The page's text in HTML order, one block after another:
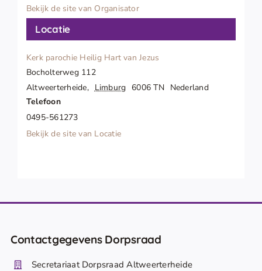
Locatie
Kerk parochie Heilig Hart van Jezus
Bocholterweg 112
Altweerterheide, Limburg 6006 TN Nederland
Telefoon
0495-561273
Bekijk de site van Locatie
Bekijk de site van Organisator
Contactgegevens Dorpsraad
Secretariaat Dorpsraad Altweerterheide